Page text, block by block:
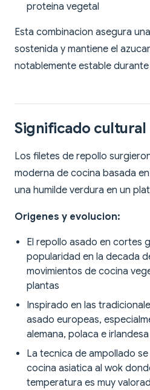
proteina vegetal
Esta combinacion asegura
sostenida y mantiene el
notablemente estable
Significado cultural
Los filetes de repollo
moderna de cocina basada
una humilde verdura en un
Origenes y evolucion:
El repollo asado en cortes
popularidad en la decada
movimientos de cocina
plantas
Inspirado en las
asado europeas,
alemana, polaca e irlandesa
La tecnica de ampollado
cocina asiatica al wok
temperatura es muy